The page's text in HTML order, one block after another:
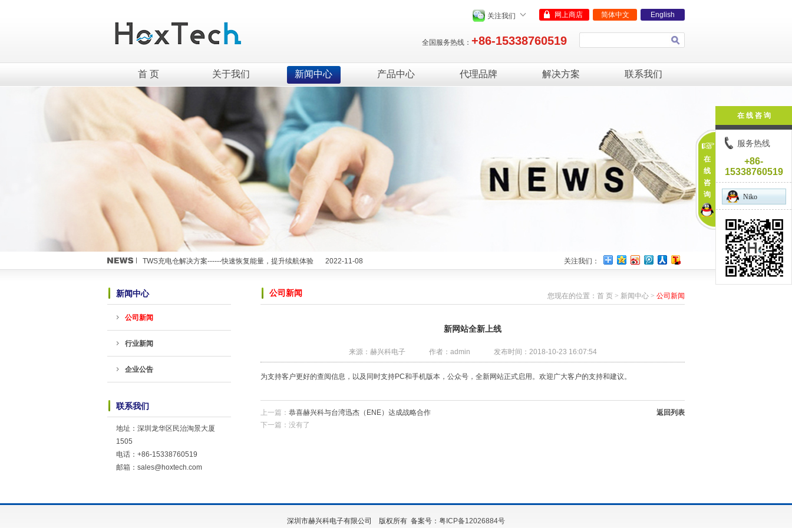
关注我们 网上商店 简体中文 English
全国服务热线： +86-15338760519
首 页 关于我们 新闻中心 产品中心 代理品牌 解决方案 联系我们
英集芯移动电源新国标全套解决方案介绍
TWS充电仓解决方案------快速恢复能量，提升续航体验
2022-11-08
恭喜赫兴科与上海晟矽微电子股份有限公司的MCU产品达成战略合作
TWS耳机专用：劲芯微推出两款SoC无线充电接收方案
恭喜赫兴科与台湾迅杰（ENE）达成战略合作
新网站全新上线
英集芯移动电源新国标全套解决方案介绍
TWS充电仓解决方案------快速恢复能量，提升续航体验
恭喜赫兴科与MST美加的霍尔传感器产品达成战略合作
2021-08-08
恭喜赫兴科与上海晟矽微电子股份有限公司的MCU产品达成战略合作
2020-04-19
可能是世界上最小的锂电池充电芯片-HP4059
2019-04-22
TWS耳机专用：劲芯微推出两款SoC无线充电接收方案
新网站全新上线
关注我们：
新闻中心
公司新闻
行业新闻
企业公告
联系我们
地址：深圳龙华区民治淘景大厦
1505
电话：+86-15338760519
邮箱：sales@hoxtech.com
公司新闻 您现在的位置： 首 页 > 新闻中心 > 公司新闻
新网站全新上线
来源：赫兴科电子 作者：admin 发布时间：2018-10-23 16:07:54
为支持客户更好的查阅信息，以及同时支持PC和手机版本，公众号，全新网站正式启用。欢迎广大客户的支持和建议。
上一篇： 恭喜赫兴科与台湾迅杰（ENE）达成战略合作
下一篇：没有了
返回列表
深圳市赫兴科电子有限公司 版权所有 备案号： 粤ICP备12026884号
在 线 咨 询
在
线
咨
询
服务热线
+86-
15338760519
Niko